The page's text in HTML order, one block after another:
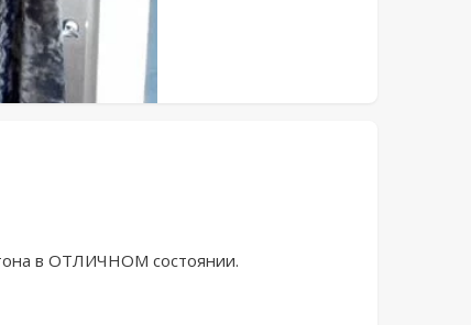
в ОТЛИЧНОМ состоянии.